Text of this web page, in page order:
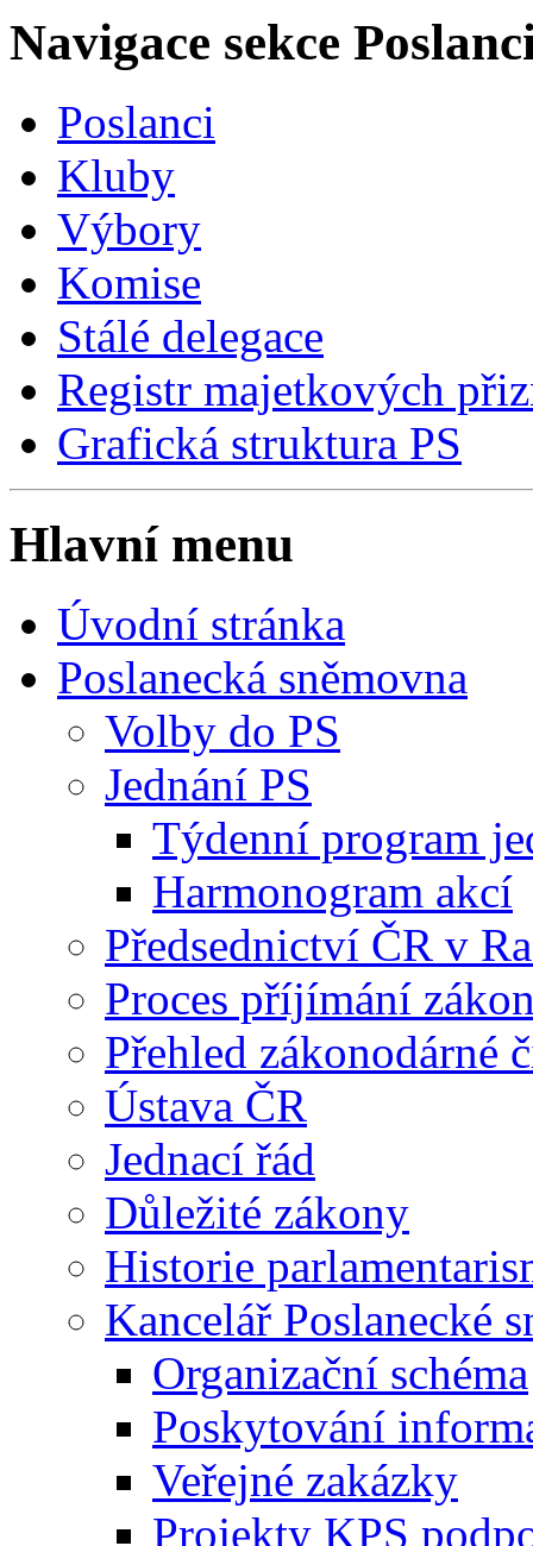
Navigace sekce
Poslanci
Kluby
Výbory
Komise
Stálé delegace
Registr majetkových
Grafická struktura PS
Hlavní menu
Úvodní stránka
Poslanecká sněmovna
Volby do PS
Jednání PS
Týdenní program
Harmonogram akcí
Předsednictví ČR v
Proces příjímání
Přehled zákonodárné
Ústava ČR
Jednací řád
Důležité zákony
Historie
Kancelář Poslanecké
Organizační schéma
Poskytování
Veřejné zakázky
Projekty KPS